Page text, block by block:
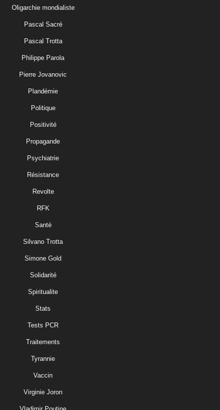
Oligarchie mondialiste
Pascal Sacré
Pascal Trotta
Philippe Parola
Pierre Jovanovic
Plandémie
Politique
Positivité
Propagande
Psychiatrie
Résistance
Revolte
RFK
Santé
Silvano Trotta
Simone Gold
Solidarité
Spiritualite
Stats
Tests PCR
Traitements
Tyrannie
Vaccin
Virginie Joron